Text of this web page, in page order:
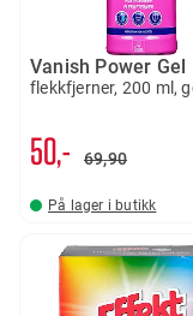
Vanish Power Gel
flekkfjerner, 200 ml,
50,- 69 90
På lager i butikk